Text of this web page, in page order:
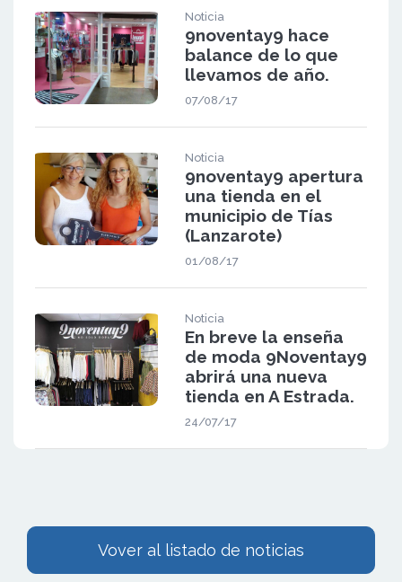
Noticia
9noventay9 hace
balance de lo que
llevamos de año.
07/08/17
Noticia
9noventay9 apertura
una tienda en el
municipio de Tías
(Lanzarote)
01/08/17
Noticia
En breve la enseña
de moda 9Noventay9
abrirá una nueva
tienda en A Estrada.
24/07/17
Vover al listado de noticias